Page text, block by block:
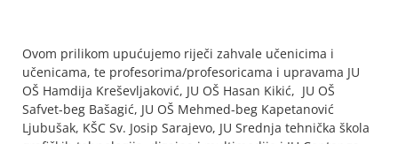
Ovom prilikom upućujemo riječi zahvale učenicima i
učenicama, te profesorima/profesoricama i upravama JU
OŠ Hamdija Kreševljaković, JU OŠ Hasan Kikić, JU OŠ
Safvet-beg Bašagić, JU OŠ Mehmed-beg Kapetanović
Ljubušak, KŠC Sv. Josip Sarajevo, JU Srednja tehnička škola